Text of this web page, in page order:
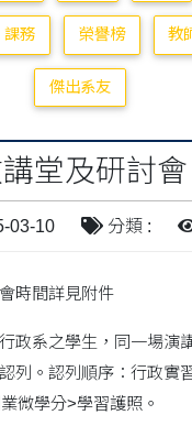
課務 榮譽榜 教
傑出系友
堂及研討會
03-10 分類 :
時間詳見附件
政系之學生，同一場演
列。認列順序：行政實
微學分>學習護照。